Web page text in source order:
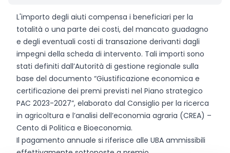
L'importo degli aiuti compensa i beneficiari per la
totalità o una parte dei costi, del mancato guadagno
e degli eventuali costi di transazione derivanti dagli
impegni della scheda di intervento. Tali importi sono
stati definiti dall’Autorità di gestione regionale sulla
base del documento “Giustificazione economica e
certificazione dei premi previsti nel Piano strategico
PAC 2023-2027”, elaborato dal Consiglio per la ricerca
in agricoltura e l’analisi dell’economia agraria (CREA) –
Cento di Politica e Bioeconomia.
Il pagamento annuale si riferisce alle UBA ammissibili